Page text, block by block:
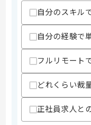
自分のスキル
自分の経験で
フルリモート
どれくらい裁
正社員求人と